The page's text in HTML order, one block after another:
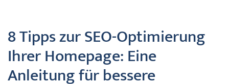
8 Tipps zur SEO-Optimierung
Ihrer Homepage: Eine
Anleitung für bessere